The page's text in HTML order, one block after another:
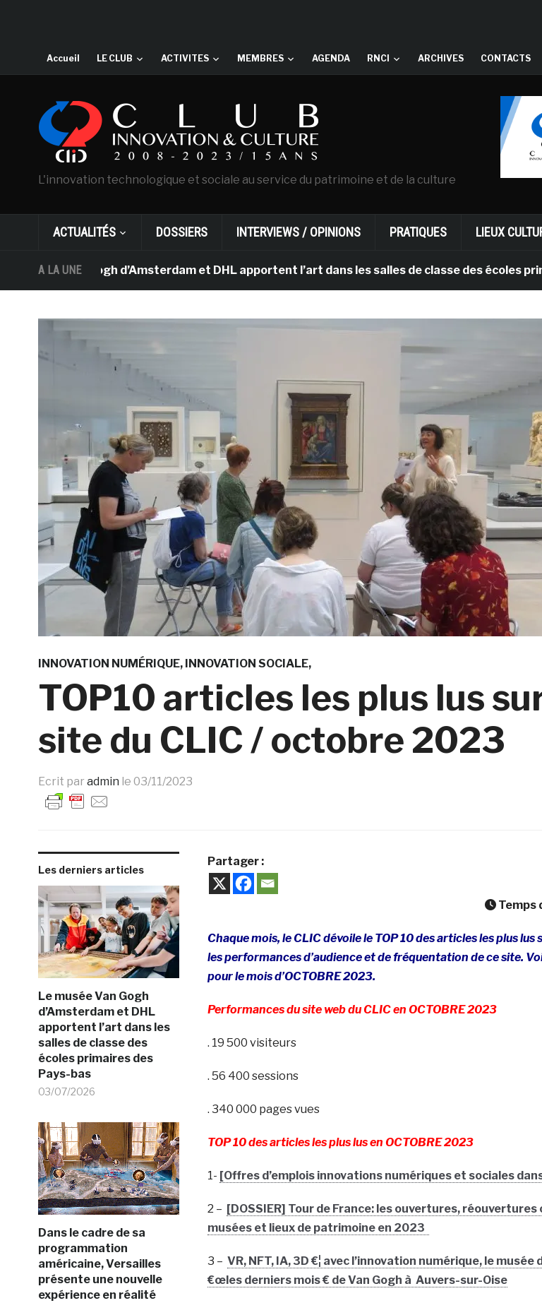
Accueil LE CLUB ACTIVITES MEMBRES AGENDA RNCI ARCHIVES CONTACTS
L'innovation technologique et sociale au service du patrimoine et de la culture
ACTUALITÉS DOSSIERS INTERVIEWS / OPINIONS PRATIQUES LIEUX
A LA UNE
Van Gogh d’Amsterdam et DHL apportent l’art dans les salles de classe des écoles primaires
INNOVATION NUMÉRIQUE INNOVATION SOCIALE
TOP10 articles les plus lus
site du CLIC / octobre 2023
Ecrit par admin le 03/11/2023
Les derniers articles
Le musée Van Gogh
d’Amsterdam et DHL
apportent l’art dans les
salles de classe des
écoles primaires des
Pays-bas
03/07/2026
Dans le cadre de sa
programmation
américaine, Versailles
présente une nouvelle
expérience en réalité
Partager :
Temps
Chaque mois, le CLIC dévoile le TOP 10 des articles les plus lus
les performances d’audience et de fréquentation de ce site.
pour le mois d’OCTOBRE 2023.
Performances du site web du CLIC en OCTOBRE 2023
. 19 500 visiteurs
. 56 400 sessions
. 340 000 pages vues
TOP 10 des articles les plus lus en OCTOBRE 2023
1- [Offres d’emplois innovations numériques et sociales
2 – [DOSSIER] Tour de France: les ouvertures, réouvertures
musées et lieux de patrimoine en 2023
3 – VR, NFT, IA, 3D €¦ avec l’innovation numérique, le musée
€œles derniers mois € de Van Gogh à Auvers-sur-Oise